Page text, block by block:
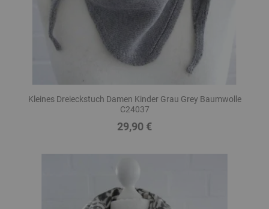
Kleines Dreieckstuch Damen Kinder Grau Grey Baumwolle
C24037
Preis
29,90 €